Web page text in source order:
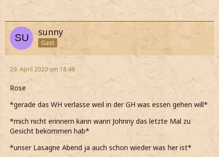
sunny
Gast
29. April 2020 um 18:49
Rose
*gerade das WH verlasse weil in der GH was essen gehen will*
*mich nicht erinnern kann wann Johnny das letzte Mal zu
Gesicht bekommen hab*
*unser Lasagne Abend ja auch schon wieder was her ist*